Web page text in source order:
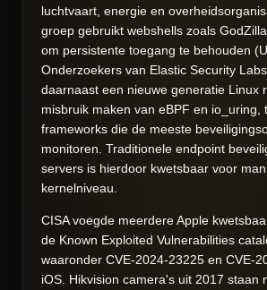
luchtvaart, energie en
groep gebruikt webshells zoals
om persistente toegang te behouden
Onderzoekers van Elastic Security
daarnaast een nieuwe generatie Linux
misbruik maken van eBPF en io_uring,
frameworks die de meeste
monitoren. Traditionele endpoint
servers is hierdoor kwetsbaar voor
kernelniveau.
CISA voegde meerdere Apple
de Known Exploited Vulnerabilities
waaronder CVE-2024-23225 en CVE-
iOS. Hikvision camera's uit 2017 staan